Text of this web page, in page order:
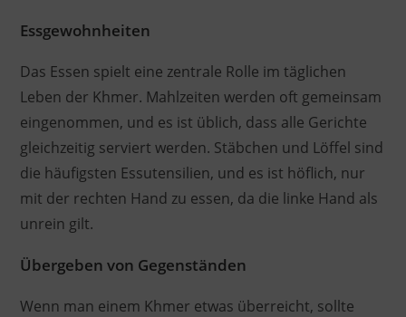
Essgewohnheiten
Das Essen spielt eine zentrale Rolle im täglichen
Leben der Khmer. Mahlzeiten werden oft gemeinsam
eingenommen, und es ist üblich, dass alle Gerichte
gleichzeitig serviert werden. Stäbchen und Löffel sind
die häufigsten Essutensilien, und es ist höflich, nur
mit der rechten Hand zu essen, da die linke Hand als
unrein gilt.
Übergeben von Gegenständen
Wenn man einem Khmer etwas überreicht, sollte